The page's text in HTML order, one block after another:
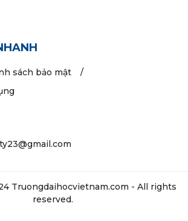
sách bảo mật
Truongdaihocvietnam.com - All rights
reserved.